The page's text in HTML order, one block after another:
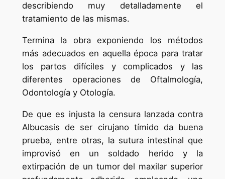
describiendo muy detalladamente el
tratamiento de las mismas.
Termina la obra exponiendo los métodos
más adecuados en aquella época para tratar
los partos difíciles y complicados y las
diferentes operaciones de Oftalmología,
Odontología y Otología.
De que es injusta la censura lanzada contra
Albucasis de ser cirujano tímido da buena
prueba, entre otras, la sutura intestinal que
improvisó en un soldado herido y la
extirpación de un tumor del maxilar superior